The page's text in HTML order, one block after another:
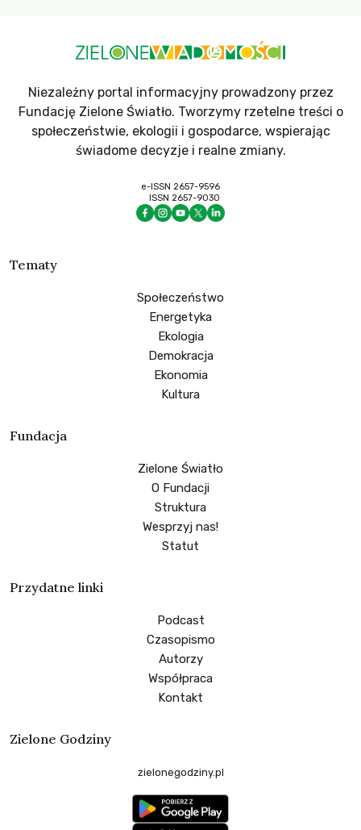
Niezależny portal informacyjny prowadzony przez
Fundację Zielone Światło. Tworzymy rzetelne treści o
społeczeństwie, ekologii i gospodarce, wspierając
świadome decyzje i realne zmiany.
e-ISSN 2657-9596
ISSN 2657-9030
Tematy
Społeczeństwo
Energetyka
Ekologia
Demokracja
Ekonomia
Kultura
Fundacja
Zielone Światło
O Fundacji
Struktura
Wesprzyj nas!
Statut
Przydatne linki
Podcast
Czasopismo
Autorzy
Współpraca
Kontakt
Zielone Godziny
zielonegodziny.pl